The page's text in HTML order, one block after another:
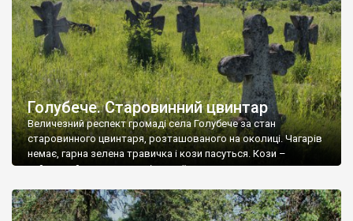
Голубече. Старовинний цвинтар
Величезний респект громаді села Голубече за стан
старовинного цвинтаря, розташованого на околиці. Чагарів
немає, гарна зелена травичка і кози пасуться. Кози –
найкращий регулятор шкідливої, для старих кладовищ,
бруньками, кози ті бруньки обгризають, бо то улюблений
делікатес. На цвинтарі у Голубечому ціла колекція